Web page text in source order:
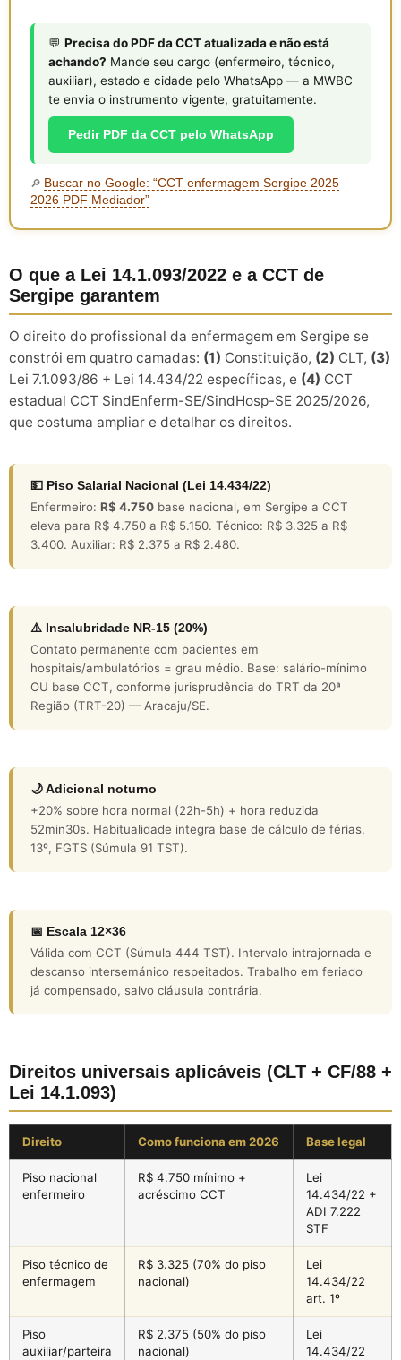
💬 Precisa do PDF da CCT atualizada e não está
achando? Mande seu cargo (enfermeiro, técnico,
auxiliar), estado e cidade pelo WhatsApp — a MWBC
te envia o instrumento vigente, gratuitamente.
Pedir PDF da CCT pelo WhatsApp
🔎 Buscar no Google: “CCT enfermagem Sergipe 2025
2026 PDF Mediador”
O que a Lei 14.1.093/2022 e a CCT de
Sergipe garantem
O direito do profissional da enfermagem em Sergipe se
constrói em quatro camadas: (1) Constituição, (2) CLT, (3)
Lei 7.1.093/86 + Lei 14.434/22 específicas, e (4) CCT
estadual CCT SindEnferm-SE/SindHosp-SE 2025/2026,
que costuma ampliar e detalhar os direitos.
💵 Piso Salarial Nacional (Lei 14.434/22)
Enfermeiro: R$ 4.750 base nacional, em Sergipe a CCT
eleva para R$ 4.750 a R$ 5.150. Técnico: R$ 3.325 a R$
3.400. Auxiliar: R$ 2.375 a R$ 2.480.
⚠️ Insalubridade NR-15 (20%)
Contato permanente com pacientes em
hospitais/ambulatórios = grau médio. Base: salário-mínimo
OU base CCT, conforme jurisprudência do TRT da 20ª
Região (TRT-20) — Aracaju/SE.
🌙 Adicional noturno
+20% sobre hora normal (22h-5h) + hora reduzida
52min30s. Habitualidade integra base de cálculo de férias,
13º, FGTS (Súmula 91 TST).
📅 Escala 12×36
Válida com CCT (Súmula 444 TST). Intervalo intrajornada e
descanso intersemánico respeitados. Trabalho em feriado
já compensado, salvo cláusula contrária.
Direitos universais aplicáveis (CLT + CF/88 +
Lei 14.1.093)
Direito Como funciona em 2026 Base legal
Piso nacional
enfermeiro
R$ 4.750 mínimo +
acréscimo CCT
Lei
14.434/22 +
ADI 7.222
STF
Piso técnico de
enfermagem
R$ 3.325 (70% do piso
nacional)
Lei
14.434/22
art. 1º
Piso
auxiliar/parteira
R$ 2.375 (50% do piso
nacional)
Lei
14.434/22